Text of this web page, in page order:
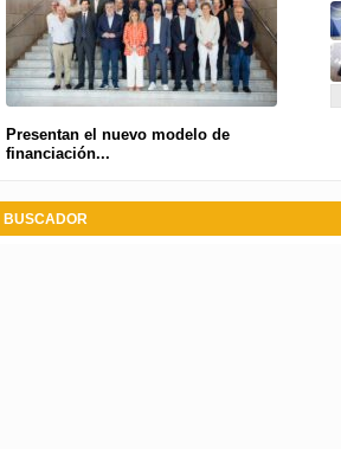
Presentan el nuevo modelo de
financiación...
BUSCADOR